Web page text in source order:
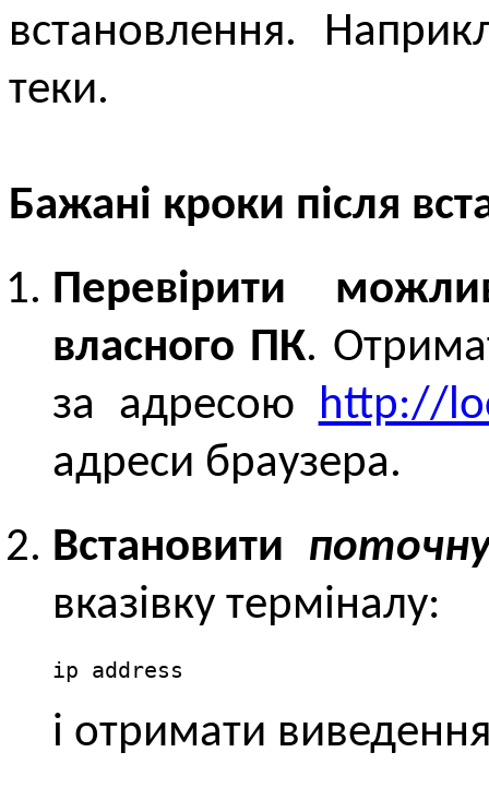
встановлення.
теки.
Бажані кроки після
Перевірити
власного ПК.
за адресою http://
адреси браузера.
Встановити
вказівку терміналу:
ip address
і отримати